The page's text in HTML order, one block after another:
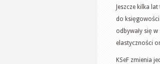
Jeszcze kilka
do
odbywały się
elastyczności
KSeF zmienia